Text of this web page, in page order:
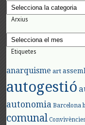
Categories
Arxius
Arxius
Etiquetes
anarquisme art
autogestió
autonomia Barcelona
comunal Convivències